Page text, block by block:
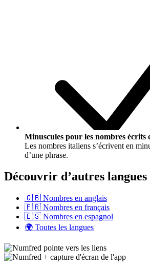
Minuscules pour les nombres écrits
Les nombres italiens s’écrivent en
d’une phrase.
Découvrir d’autres langues
🇬🇧 Nombres en anglais
🇫🇷 Nombres en français
🇪🇸 Nombres en espagnol
🌍 Toutes les langues